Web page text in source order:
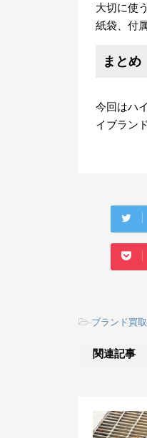
大切に使
紙袋、付
まとめ
今回はハ
イブラン
-ブランド買
関連記事